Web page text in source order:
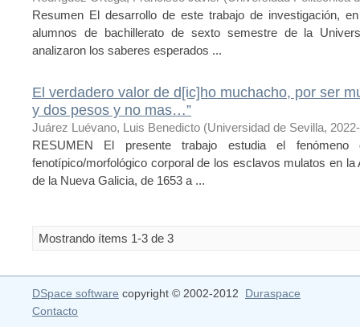
Resumen El desarrollo de este trabajo de investigación,
alumnos de bachillerato de sexto semestre de la
analizaron los saberes esperados ...
El verdadero valor de d[ic]ho muchacho, por ser
y dos pesos y no mas…”
Juárez Luévano, Luis Benedicto (Universidad de Sevilla,
RESUMEN El presente trabajo estudia el fenómeno
fenotípico/morfológico corporal de los esclavos mulatos en
de la Nueva Galicia, de 1653 a ...
Mostrando ítems 1-3 de 3
DSpace software copyright © 2002-2012 Duraspace
Contacto